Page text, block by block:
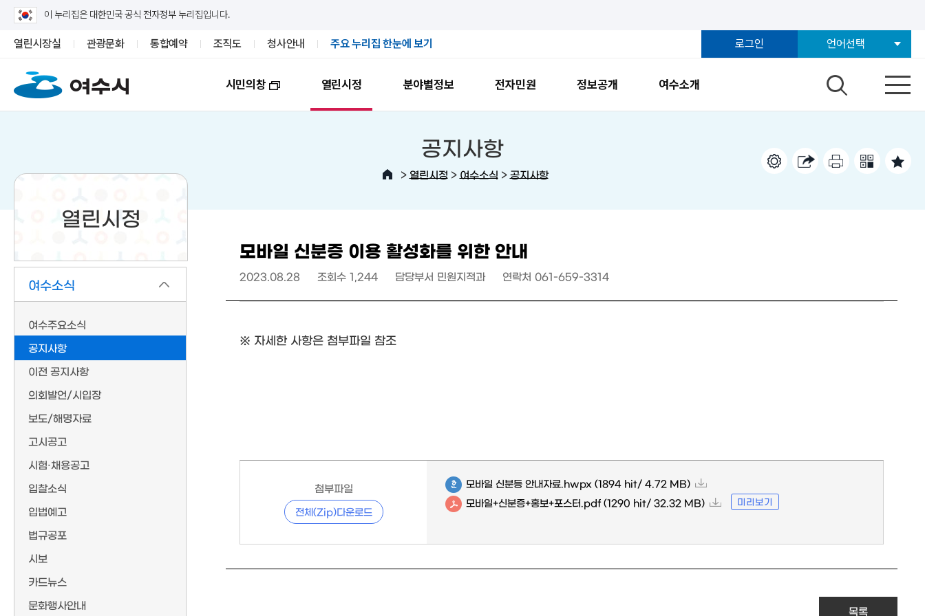
이 누리집은 대한민국 공식 전자정부 누리집입니다.
열린시장실 관광문화 통합예약 조직도 청사안내 주요 누리집 한눈에 보기 로그인 언어선택
시민의창 열린시정 분야별정보 전자민원 정보공개 여수소개
열린시정
여수소식
여수주요소식
공지사항
이전 공지사항
의회발언/시입장
보도/해명자료
고시공고
시험·채용공고
입찰소식
입법예고
법규공포
시보
카드뉴스
문화행사안내
공지사항
> 열린시정 > 여수소식 > 공지사항
모바일 신분증 이용 활성화를 위한 안내
2023.08.28 조회수 1,244 담당부서 민원지적과 연락처 061-659-3314
※ 자세한 사항은 첨부파일 참조
첨부파일
전체(Zip)다운로드
모바일 신분등 안내자료.hwpx (1894 hit/ 4.72 MB)
모바일+신분증+홍보+포스터.pdf (1290 hit/ 32.32 MB) 미리보기
목록